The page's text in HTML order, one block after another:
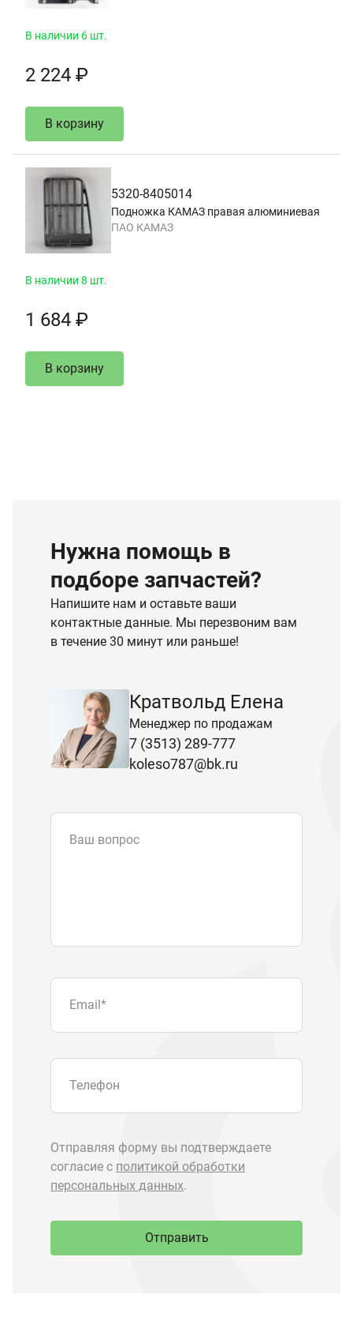
В наличии 6 шт.
2 224 ₽
В корзину
5320-8405014
Подножка КАМАЗ правая алюминиевая
ПАО КАМАЗ
В наличии 8 шт.
1 684 ₽
В корзину
Нужна помощь в
подборе запчастей?
Напишите нам и оставьте ваши
контактные данные. Мы перезвоним вам
в течение 30 минут или раньше!
Кратвольд Елена
Менеджер по продажам
7 (3513) 289-777
koleso787@bk.ru
Ваш вопрос
Запчасти Урал
Запчасти Камаз
Спецпредложения